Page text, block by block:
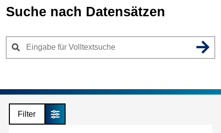
Suche nach Datensätzen
Filter